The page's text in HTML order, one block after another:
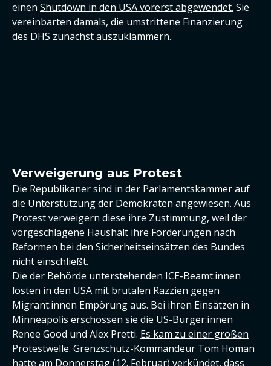
einen Shutdown in den USA vorerst abgewendet. Sie
vereinbarten damals, die umstrittene Finanzierung
des DHS zunächst auszuklammern.
Verweigerung aus Protest
Die Republikaner sind in der Parlamentskammer auf
die Unterstützung der Demokraten angewiesen. Aus
Protest verweigern diese ihre Zustimmung, weil der
vorgeschlagene Haushalt ihre Forderungen nach
Reformen bei den Sicherheitseinsätzen des Bundes
nicht einschließt.
Die der Behörde unterstehenden ICE-Beamt:innen
lösten in den USA mit brutalen Razzien gegen
Migrant:innen Empörung aus. Bei ihren Einsätzen in
Minneapolis erschossen sie die US-Bürger:innen
Renee Good und Alex Pretti. Es kam zu einer großen
Protestwelle. Grenzschutz-Kommandeur Tom Homan
hatte am Donnerstag (12. Februar) verkündet, dass